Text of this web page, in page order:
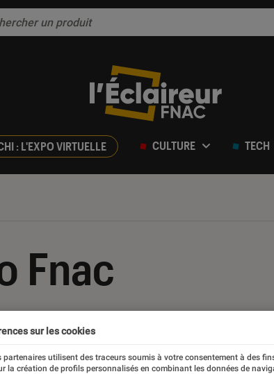
: L'EXPO VIRTUELLE CULTURE TECH
Fnac
quoi ? Baromètre SAV
sur les cookies
partenaires utilisent des traceurs soumis à votre consentement à des
la création de profils personnalisés en combinant les données de